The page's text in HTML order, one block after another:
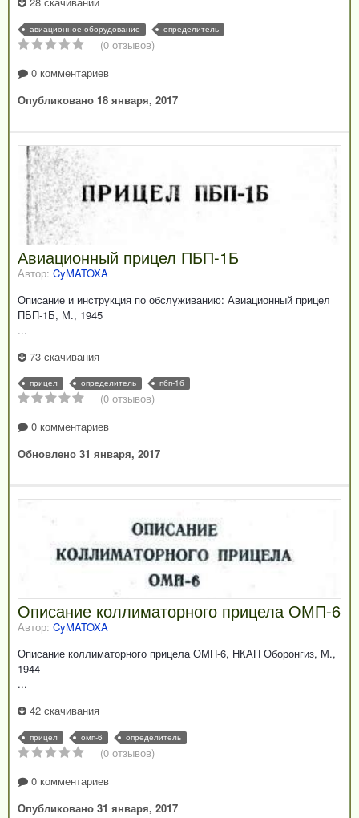
авиационное оборудование определитель
(0 отзывов)
0 комментариев
Опубликовано 18 января, 2017
Авиационный прицел ПБП-1Б
Автор: CyMATOXA
Описание и инструкция по обслуживанию: Авиационный прицел
ПБП-1Б, М., 1945
...
73 скачивания
прицел определитель пбп-1б
(0 отзывов)
0 комментариев
Обновлено 31 января, 2017
Описание коллиматорного прицела ОМП-6
Автор: CyMATOXA
Описание коллиматорного прицела ОМП-6, НКАП Оборонгиз, М.,
1944
...
42 скачивания
прицел омп-6 определитель
(0 отзывов)
0 комментариев
Опубликовано 31 января, 2017